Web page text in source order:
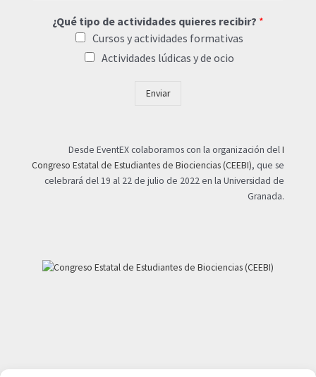
¿Qué tipo de actividades quieres recibir? *
Cursos y actividades formativas
Actividades lúdicas y de ocio
Enviar
Desde EventEX colaboramos con la organización delI
Congreso Estatal de Estudiantes de Biociencias (CEEBI), que se
celebrará del 19 al 22 de julio de 2022 en la Universidad de
Granada.